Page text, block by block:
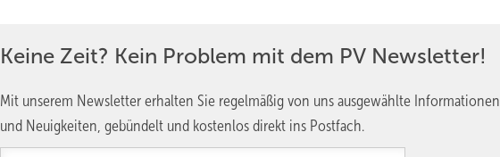
Keine Zeit? Kein Problem mit dem PV Newsletter!
Mit unserem Newsletter erhalten Sie regelmäßig von uns ausgewählte Informationen
und Neuigkeiten, gebündelt und kostenlos direkt ins Postfach.